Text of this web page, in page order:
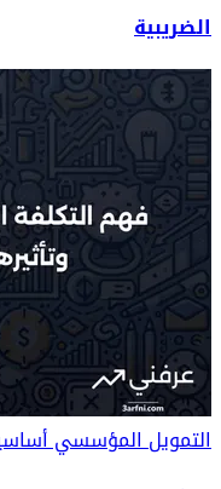
الضريبية
التمويل المؤسسي